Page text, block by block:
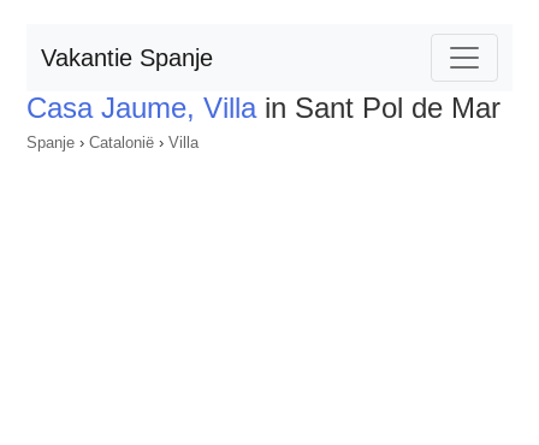
Vakantie Spanje
Casa Jaume, Villain Sant Pol de Mar
Spanje › Catalonië › Villa